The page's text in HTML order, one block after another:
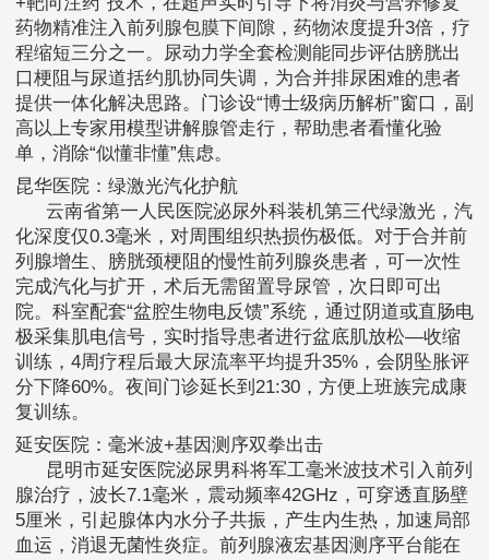
药物精准注入前列腺包膜下间隙，药物浓度提升3倍，疗
程缩短三分之一。尿动力学全套检测能同步评估膀胱出
口梗阻与尿道括约肌协同失调，为合并排尿困难的患者
提供一体化解决思路。门诊设“博士级病历解析”窗口，副
高以上专家用模型讲解腺管走行，帮助患者看懂化验
单，消除“似懂非懂”焦虑。
昆华医院：绿激光汽化护航
云南省第一人民医院泌尿外科装机第三代绿激光，汽
化深度仅0.3毫米，对周围组织热损伤极低。对于合并前
列腺增生、膀胱颈梗阻的慢性前列腺炎患者，可一次性
完成汽化与扩开，术后无需留置导尿管，次日即可出
院。科室配套“盆腔生物电反馈”系统，通过阴道或直肠电
极采集肌电信号，实时指导患者进行盆底肌放松—收缩
训练，4周疗程后最大尿流率平均提升35%，会阴坠胀评
分下降60%。夜间门诊延长到21:30，方便上班族完成康
复训练。
延安医院：毫米波+基因测序双拳出击
昆明市延安医院泌尿男科将军工毫米波技术引入前列
腺治疗，波长7.1毫米，震动频率42GHz，可穿透直肠壁
5厘米，引起腺体内水分子共振，产生内生热，加速局部
血运，消退无菌性炎症。前列腺液宏基因测序平台能在